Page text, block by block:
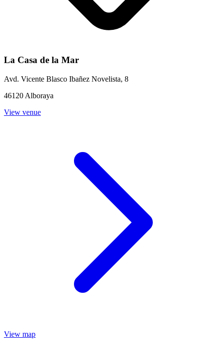
La Casa de la Mar
Avd. Vicente Blasco Ibañez Novelista, 8
46120 Alboraya
View venue
View map